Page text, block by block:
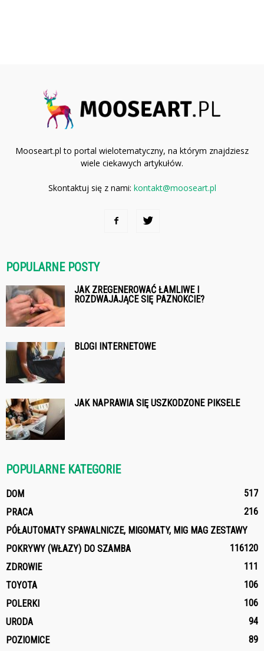
Mooseart.pl to portal wielotematyczny, na którym znajdziesz
wiele ciekawych artykułów.
Skontaktuj się z nami: kontakt@mooseart.pl
POPULARNE POSTY
JAK ZREGENEROWAĆ ŁAMLIWE I
ROZDWAJAJĄCE SIĘ PAZNOKCIE?
BLOGI INTERNETOWE
JAK NAPRAWIA SIĘ USZKODZONE PIKSELE
POPULARNE KATEGORIE
DOM
517
PRACA
216
PÓŁAUTOMATY SPAWALNICZE, MIGOMATY, MIG MAG ZESTAWY
120
POKRYWY (WŁAZY) DO SZAMBA
116
ZDROWIE
111
TOYOTA
106
POLERKI
106
URODA
94
POZIOMICE
89